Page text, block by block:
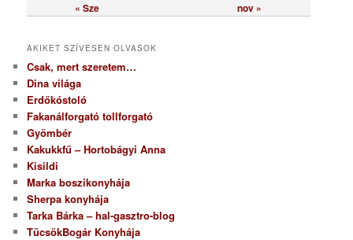
« Sze nov »
AKIKET SZÍVESEN OLVASOK
Csak, mert szeretem…
Dina világa
Erdőkóstoló
Fakanálforgató tollforgató
Gyömbér
Kakukkfű – Hortobágyi Anna
Kisildi
Marka boszikonyhája
Sherpa konyhája
Tarka Bárka – hal-gasztro-blog
TücsökBogár Konyhája